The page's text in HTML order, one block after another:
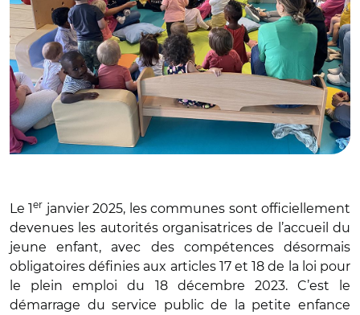
Le 1er janvier 2025, les communes sont officiellement
devenues les autorités organisatrices de l’accueil du
jeune enfant, avec des compétences désormais
obligatoires définies aux articles 17 et 18 de la loi pour
le plein emploi du 18 décembre 2023. C’est le
démarrage du service public de la petite enfance